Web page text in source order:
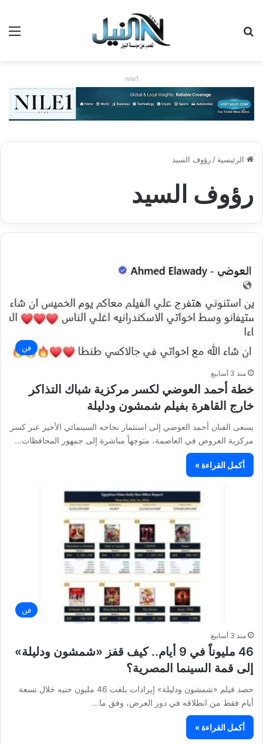
nile1
الرئيسية /رؤوف السيد
رؤوف السيد
فن
منذ 3 أسابيع
خطة أحمد العوضي لكسر مركزية شباك التذاكر
خارج القاهرة بفيلم شمشون ودليلة
يسعى الفنان أحمد العوضي إلى استثمار نجاحه السينمائي الأخير عبر كسر
مركزية العروض في العاصمة، متوجهاً مباشرة إلى جمهور المحافظات…
أكمل القراءة »
فن
منذ 3 أسابيع
46 مليوناً في 9 أيام.. كيف قفز «شمشون ودليلة»
إلى قمة السينما المصرية؟
حصد فيلم «شمشون ودليلة» إيرادات بلغت 46 مليون جنيه خلال تسعة
أيام فقط من انطلاقه في دور العرض، وفق ما…
أكمل القراءة »